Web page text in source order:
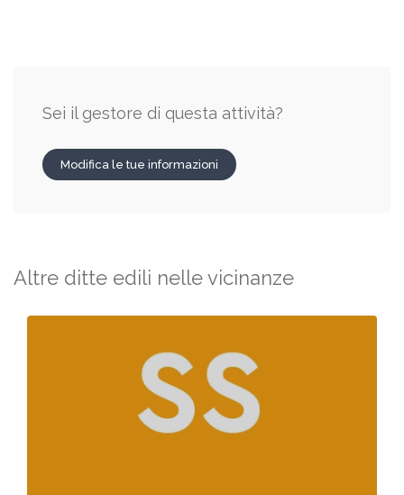
Sei il gestore di questa attività?
Modifica le tue informazioni
Altre ditte edili nelle vicinanze